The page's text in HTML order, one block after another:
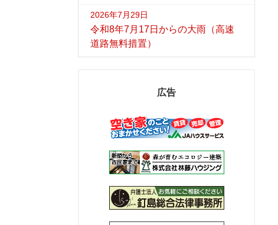
2026年7月29日
令和8年7月17日からの大雨（高速
道路無料措置）
広告